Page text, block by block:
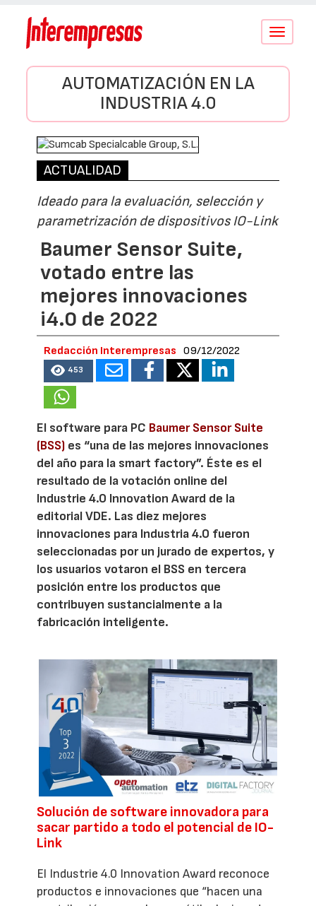
Conmutar
AUTOMATIZACIÓN EN LA
INDUSTRIA 4.0
ACTUALIDAD
Ideado para la evaluación, selección y
parametrización de dispositivos IO-Link
Baumer Sensor Suite,
votado entre las
mejores innovaciones
i4.0 de 2022
Redacción Interempresas 09/12/2022
453
El software para PC Baumer Sensor Suite
(BSS) es “una de las mejores innovaciones
del año para la smart factory”. Éste es el
resultado de la votación online del
Industrie 4.0 Innovation Award de la
editorial VDE. Las diez mejores
innovaciones para Industria 4.0 fueron
seleccionadas por un jurado de expertos, y
los usuarios votaron el BSS en tercera
posición entre los productos que
contribuyen sustancialmente a la
fabricación inteligente.
Solución de software innovadora para
sacar partido a todo el potencial de IO-
Link
El Industrie 4.0 Innovation Award reconoce
productos e innovaciones que “hacen una